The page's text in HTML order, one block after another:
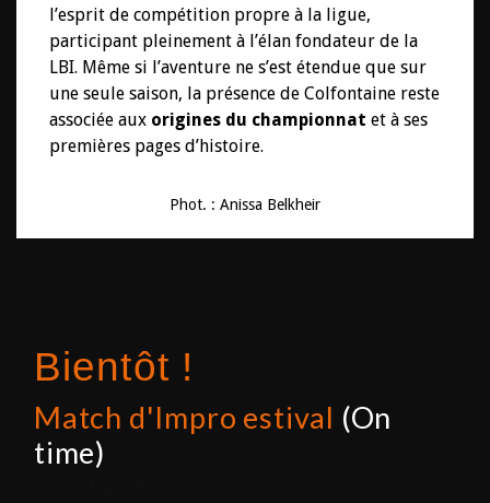
l’esprit de compétition propre à la ligue,
participant pleinement à l’élan fondateur de la
LBI. Même si l’aventure ne s’est étendue que sur
une seule saison, la présence de Colfontaine reste
associée aux origines du championnat et à ses
premières pages d’histoire.
Phot. : Anissa Belkheir
Bientôt !
Match d'Impro estival (On
time)